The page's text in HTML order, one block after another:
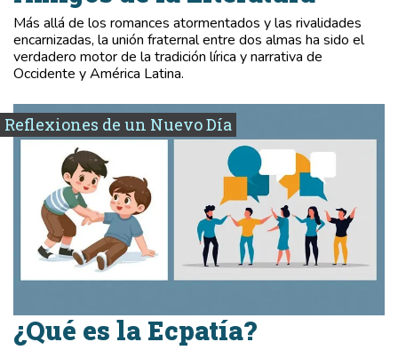
Más allá de los romances atormentados y las rivalidades
encarnizadas, la unión fraternal entre dos almas ha sido el
verdadero motor de la tradición lírica y narrativa de
Occidente y América Latina.
Reflexiones de un Nuevo Día
¿Qué es la Ecpatía?